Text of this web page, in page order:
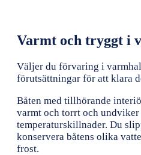
Varmt och tryggt i
Väljer du förvaring i
förutsättningar för att klara
Båten med tillhörande
varmt och torrt och undviker
temperaturskillnader. Du
konservera båtens olika
frost.